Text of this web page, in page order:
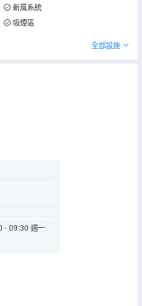
新風系統
吸煙區
全部設施
- 09:30 週一